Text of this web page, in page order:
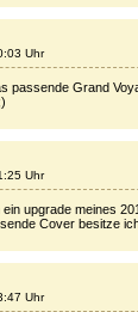
Uhr
passende Grand
Uhr
upgrade meines
Cover besitze
Uhr